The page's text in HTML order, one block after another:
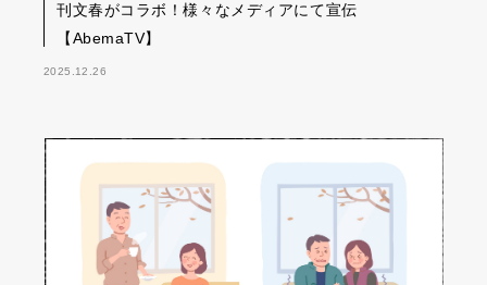
刊文春がコラボ！様々なメディアにて宣伝
【AbemaTV】
2025.12.26